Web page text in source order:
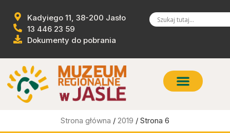
Kadyiego 11, 38-200 Jasło
13 446 23 59
Dokumenty do pobrania
Strona główna / 2019 / Strona 6